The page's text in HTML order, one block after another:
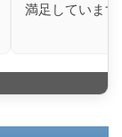
満足しています